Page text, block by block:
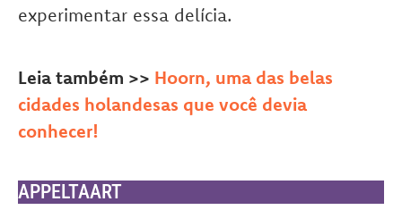
experimentar essa delícia.
Leia também >> Hoorn, uma das belas
cidades holandesas que você devia
conhecer!
APPELTAART